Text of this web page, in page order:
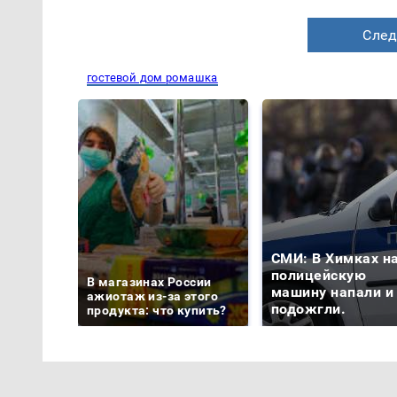
гостевой дом ромашка
В магазинах России
ажиотаж из-за этого
продукта: что купить?
СМИ: В Химках
полицейскую
машину напали и
подожгли.